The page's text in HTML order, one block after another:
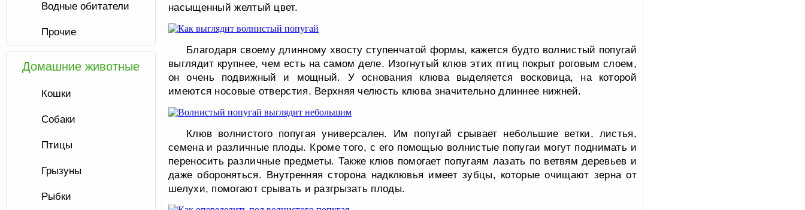
насыщенный желтый цвет.
Благодаря своему длинному хвосту ступенчатой формы, кажется будто волнистый попугай
выглядит крупнее, чем есть на самом деле. Изогнутый клюв этих птиц покрыт роговым слоем,
он очень подвижный и мощный. У основания клюва выделяется восковица, на которой
имеются носовые отверстия. Верхняя челюсть клюва значительно длиннее нижней.
Клюв волнистого попугая универсален. Им попугай срывает небольшие ветки, листья,
семена и различные плоды. Кроме того, с его помощью волнистые попугаи могут поднимать и
переносить различные предметы. Также клюв помогает попугаям лазать по ветвям деревьев и
даже обороняться. Внутренняя сторона надклювья имеет зубцы, которые очищают зерна от
шелухи, помогают срывать и разгрызать плоды.
Водные обитатели
Прочие
Домашние животные
Кошки
Собаки
Птицы
Грызуны
Рыбки